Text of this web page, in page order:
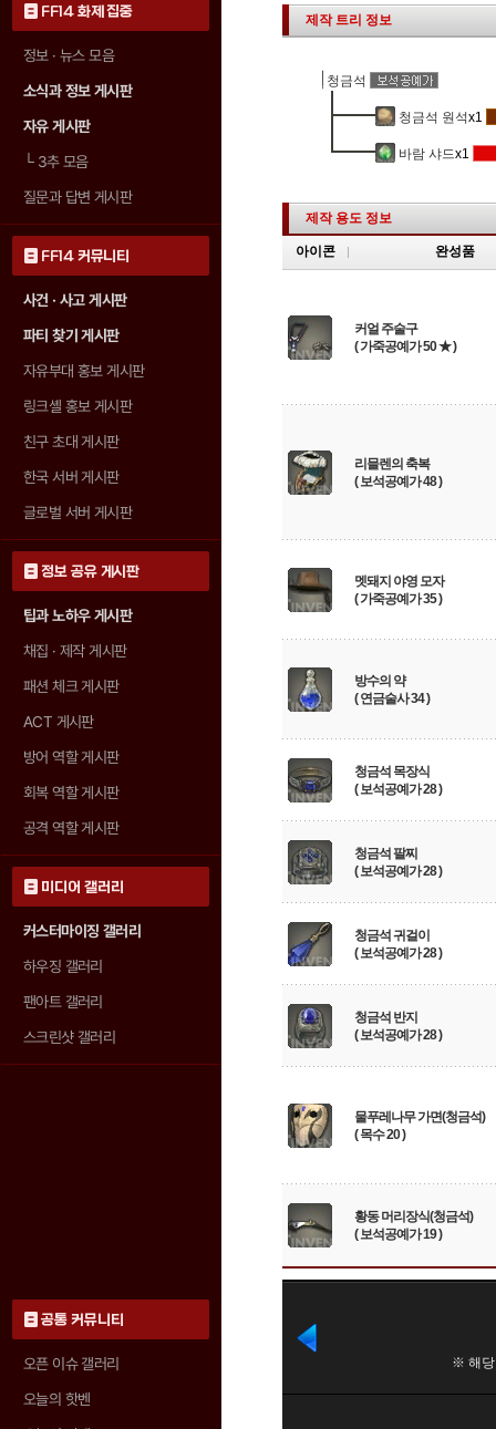
FF14 화제 집중
정보 · 뉴스 모음
소식과 정보 게시판
자유 게시판
└3추 모음
질문과 답변 게시판
FF14 커뮤니티
사건 · 사고 게시판
파티 찾기 게시판
자유부대 홍보 게시판
링크셸 홍보 게시판
친구 초대 게시판
한국 서버 게시판
글로벌 서버 게시판
정보 공유 게시판
팁과 노하우 게시판
채집 · 제작 게시판
패션 체크 게시판
ACT 게시판
방어 역할 게시판
회복 역할 게시판
공격 역할 게시판
미디어 갤러리
커스터마이징 갤러리
하우징 갤러리
팬아트 갤러리
스크린샷 갤러리
공통 커뮤니티
오픈 이슈 갤러리
오늘의 핫벤
제작 트리 정보
청금석
청금석 원석x1
바람 샤드x1
제작 용도 정보
아이콘 완성품
커얼 주술구
( 가죽공예가 50 ★ )
리믈렌의 축복
( 보석공예가 48 )
멧돼지 야영 모자
( 가죽공예가 35 )
방수의 약
( 연금술사 34 )
청금석 목장식
( 보석공예가 28 )
청금석 팔찌
( 보석공예가 28 )
청금석 귀걸이
( 보석공예가 28 )
청금석 반지
( 보석공예가 28 )
물푸레나무 가면(청금석)
( 목수 20 )
황동 머리장식(청금석)
( 보석공예가 19 )